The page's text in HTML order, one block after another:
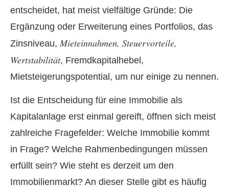
entscheidet, hat meist vielfältige Gründe: Die
Ergänzung oder Erweiterung eines Portfolios, das
Zinsniveau, Mieteinnahmen, Steuervorteile,
Wertstabilität, Fremdkapitalhebel,
Mietsteigerungspotential, um nur einige zu nennen.
Ist die Entscheidung für eine Immobilie als
Kapitalanlage erst einmal gereift, öffnen sich meist
zahlreiche Fragefelder: Welche Immobilie kommt
in Frage? Welche Rahmenbedingungen müssen
erfüllt sein? Wie steht es derzeit um den
Immobilienmarkt? An dieser Stelle gibt es häufig